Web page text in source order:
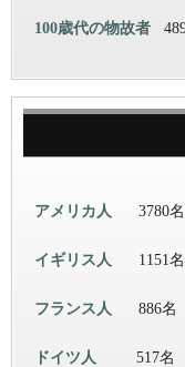
100歳代の物故者
アメリカ人 3780名
イギリス人 1151名
フランス人 886名
ドイツ人 517名